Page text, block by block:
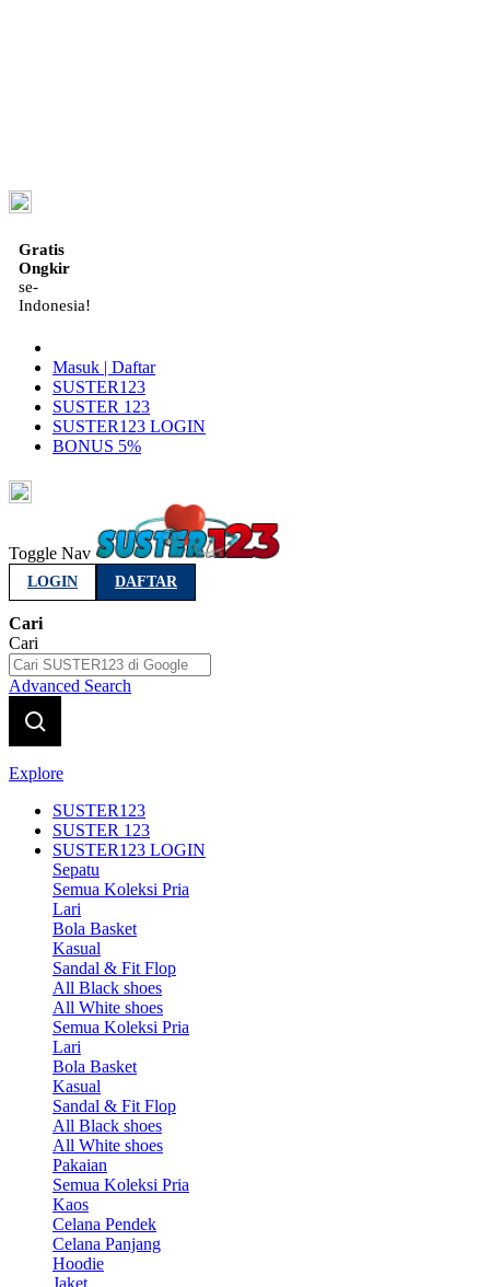
Gratis
Ongkir
se-
Indonesia!
Masuk | Daftar
SUSTER123
SUSTER 123
SUSTER123 LOGIN
BONUS 5%
Toggle Nav
LOGIN DAFTAR
Cari
Cari
Advanced Search
Explore
SUSTER123
SUSTER 123
SUSTER123 LOGIN
Sepatu
Semua Koleksi Pria
Lari
Bola Basket
Kasual
Sandal & Fit Flop
All Black shoes
All White shoes
Semua Koleksi Pria
Lari
Bola Basket
Kasual
Sandal & Fit Flop
All Black shoes
All White shoes
Pakaian
Semua Koleksi Pria
Kaos
Celana Pendek
Celana Panjang
Hoodie
Jaket